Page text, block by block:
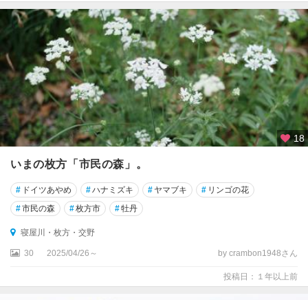
18
いまの枚方「市民の森」。
# ドイツあやめ #ハナミズキ # ヤマブキ # リンゴの花
#市民の森 #枚方市 #牡丹
寝屋川・枚方・交野
30 2025/04/26～ by crambon1948さん
投稿日：１年以上前